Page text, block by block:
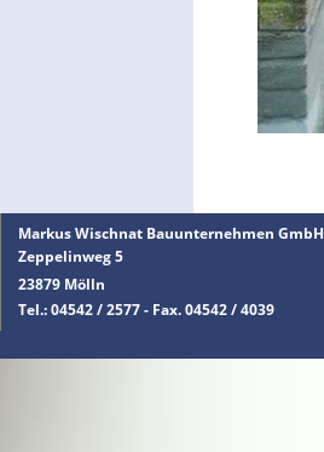
Markus Wischnat Bauunternehmen GmbH
23879 Mölln
Zeppelinweg 5
Tel.: 04542 / 2577 - Fax. 04542 / 4039